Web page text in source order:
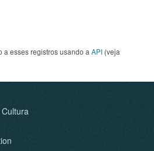
a esses registros usando a API (veja